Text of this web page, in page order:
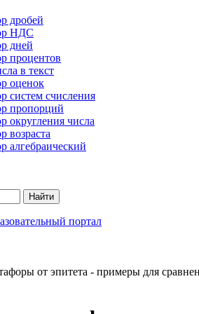
дробей
НДС
дней
процентов
в текст
оценок
систем счисления
пропорций
округления числа
возраста
алгебраический
Найти
портал
от эпитета - примеры для